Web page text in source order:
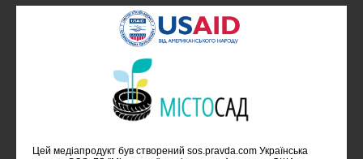
Цей медіапродукт був створений sos.pravda.com Українська